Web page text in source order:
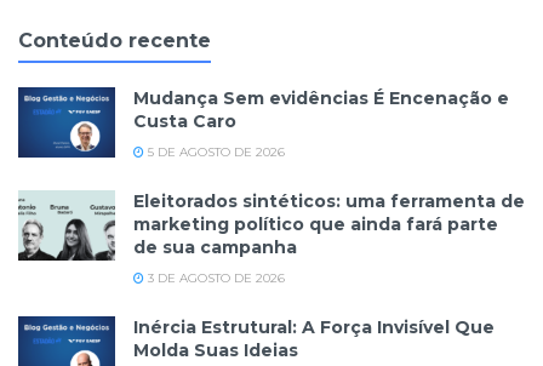
Conteúdo recente
Mudança Sem evidências É Encenação e
Custa Caro
5 DE AGOSTO DE 2026
Eleitorados sintéticos: uma ferramenta de
marketing político que ainda fará parte
de sua campanha
3 DE AGOSTO DE 2026
Inércia Estrutural: A Força Invisível Que
Molda Suas Ideias